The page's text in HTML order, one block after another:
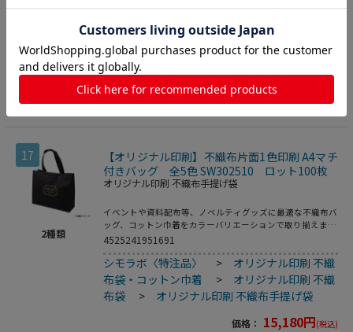
価格：14,080
数量
カートに入れる
17
2種類
【オリジナル印刷】不織布片面1色印刷 A4マチ
付きバッグ 全5色 SW302510 ロット100枚
オリジナル印刷 不織布手提げ袋
イベントや資料配布等、ノベルティグッズに最適な不織布バ
ッグ、コットン巾着をカラーバリエーションで取り揃えまし
た。片面シルク1色印刷、印刷領域は別途テンプレートでご
4525241951691
シモラボ〈特注品〉 > オリジナル印刷 不織
布袋・コットン巾着
> オリジナル印刷 不織
布袋
> オリジナル印刷 不織布手提げ袋
価格： 15,180円(税込)